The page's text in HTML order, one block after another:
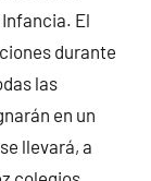
El
durante
las
en un
llevará, a